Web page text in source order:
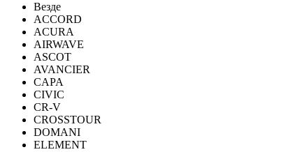
Везде
ACCORD
ACURA
AIRWAVE
ASCOT
AVANCIER
CAPA
CIVIC
CR-V
CROSSTOUR
DOMANI
ELEMENT